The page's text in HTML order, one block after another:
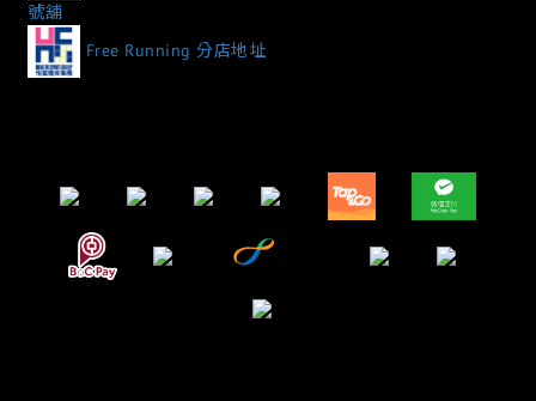
號舖
Free Running 分店地址